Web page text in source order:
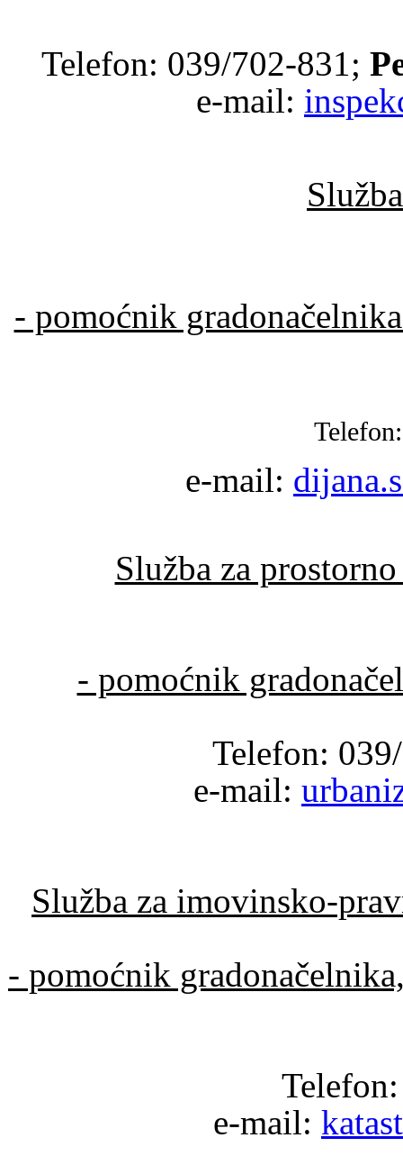
Telefon: 039/702-831;
e-mail:
- pomoćnik
e-mail:
Služba za
- pomoćnik
Telefon:
e-mail:
Služba za imovinsko-
- pomoćnik
e-mail: